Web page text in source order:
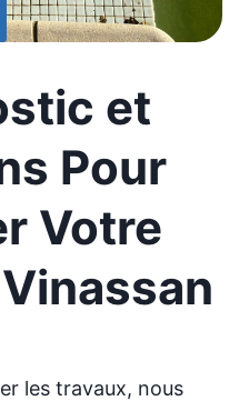
et
Pour
Votre
les travaux, nous